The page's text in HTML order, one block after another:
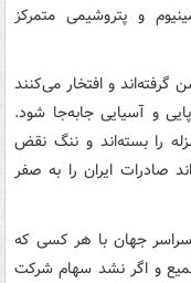
و پتروشیمی متمرکز
گرفته‌اند و افتخار می‌کنند
و آسیایی جابه‌جا شود.
را بسته‌اند و ننگ نقض
صادرات ایران را به صفر
سراسر جهان با هر کسی که
و اگر نشد سهام شرکت